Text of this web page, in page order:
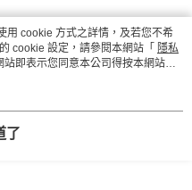
用 cookie 方式之詳情，及若您不希
cookie 設定，請參閱本網站「 隱私
即表示您同意本公司得按本網站使
了